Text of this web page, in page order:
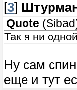
[3]
Quote (Sibad
Так я ни
Ну сам
еще и тут